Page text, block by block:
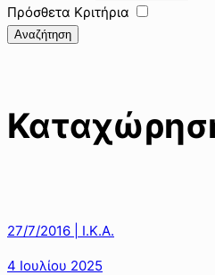
Πρόσθετα Κριτήρια
Αναζήτηση
27/7/2016 | Ι.Κ.Α.
4 Ιουλίου 2025